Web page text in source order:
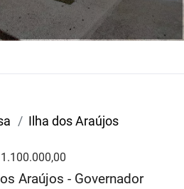
Ilha dos Araújos
Araújos - Governador